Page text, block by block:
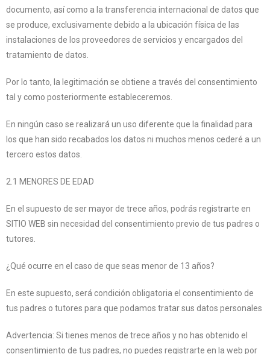
documento, así como a la transferencia internacional de datos que
se produce, exclusivamente debido a la ubicación física de las
instalaciones de los proveedores de servicios y encargados del
tratamiento de datos.
Por lo tanto, la legitimación se obtiene a través del consentimiento
tal y como posteriormente estableceremos.
En ningún caso se realizará un uso diferente que la finalidad para
los que han sido recabados los datos ni muchos menos cederé a un
tercero estos datos.
2.1 MENORES DE EDAD
En el supuesto de ser mayor de trece años, podrás registrarte en
SITIO WEB sin necesidad del consentimiento previo de tus padres o
tutores.
¿Qué ocurre en el caso de que seas menor de 13 años?
En este supuesto, será condición obligatoria el consentimiento de
tus padres o tutores para que podamos tratar sus datos personales
Advertencia: Si tienes menos de trece años y no has obtenido el
consentimiento de tus padres, no puedes registrarte en la web por